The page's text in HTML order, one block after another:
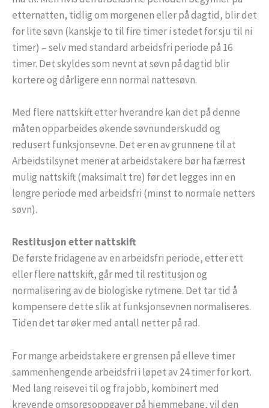
etternatten, tidlig om morgenen eller på dagtid, blir det
for lite søvn (kanskje to til fire timer i stedet for sju til ni
timer) – selv med standard arbeidsfri periode på 16
timer. Det skyldes som nevnt at søvn på dagtid blir
kortere og dårligere enn normal nattesøvn.
Med flere nattskift etter hverandre kan det på denne
måten opparbeides økende søvnunderskudd og
redusert funksjonsevne. Det er en av grunnene til at
Arbeidstilsynet mener at arbeidstakere bør ha færrest
mulig nattskift (maksimalt tre) før det legges inn en
lengre periode med arbeidsfri (minst to normale netters
søvn).
Restitusjon etter nattskift
De første fridagene av en arbeidsfri periode, etter ett
eller flere nattskift, går med til restitusjon og
normalisering av de biologiske rytmene. Det tar tid å
kompensere dette slik at funksjonsevnen normaliseres.
Tiden det tar øker med antall netter på rad.
For mange arbeidstakere er grensen på elleve timer
sammenhengende arbeidsfri i løpet av 24 timer for kort.
Med lang reisevei til og fra jobb, kombinert med
krevende omsorgsoppgaver på hjemmebane, vil den